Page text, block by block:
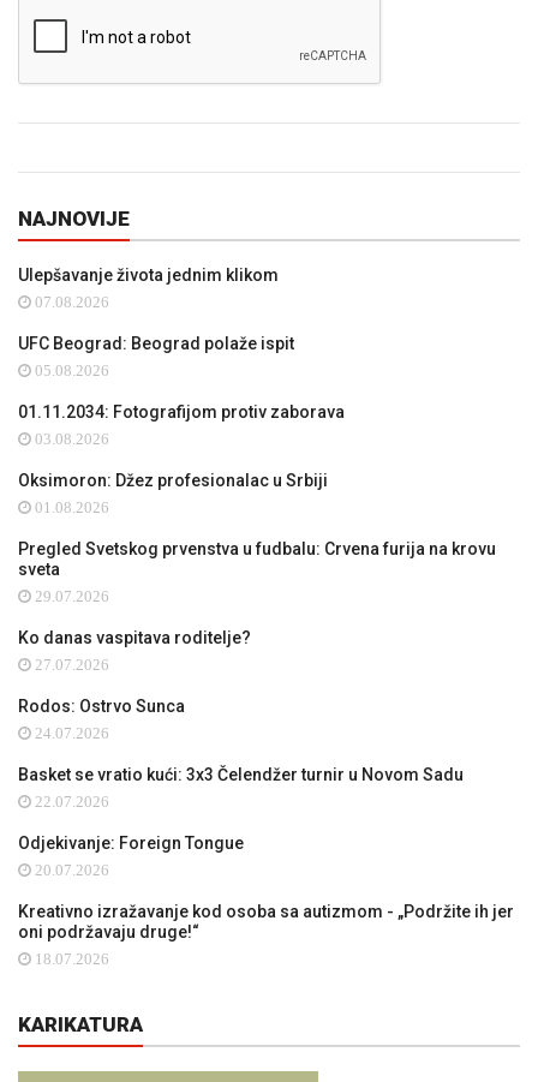
NAJNOVIJE
Ulepšavanje života jednim klikom
07.08.2026
UFC Beograd: Beograd polaže ispit
05.08.2026
01.11.2034: Fotografijom protiv zaborava
03.08.2026
Oksimoron: Džez profesionalac u Srbiji
01.08.2026
Pregled Svetskog prvenstva u fudbalu: Crvena furija na krovu
sveta
29.07.2026
Ko danas vaspitava roditelje?
27.07.2026
Rodos: Ostrvo Sunca
24.07.2026
Basket se vratio kući: 3x3 Čelendžer turnir u Novom Sadu
22.07.2026
Odjekivanje: Foreign Tongue
20.07.2026
Kreativno izražavanje kod osoba sa autizmom - „Podržite ih jer
oni podržavaju druge!“
18.07.2026
KARIKATURA